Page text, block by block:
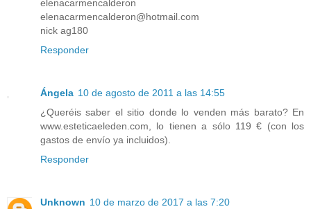
elenacarmencalderon
elenacarmencalderon@hotmail.com
nick ag180
Responder
Ángela 10 de agosto de 2011 a las 14:55
¿Queréis saber el sitio donde lo venden más barato? En
www.esteticaeleden.com, lo tienen a sólo 119 € (con los
gastos de envío ya incluidos).
Responder
Unknown 10 de marzo de 2017 a las 7:20